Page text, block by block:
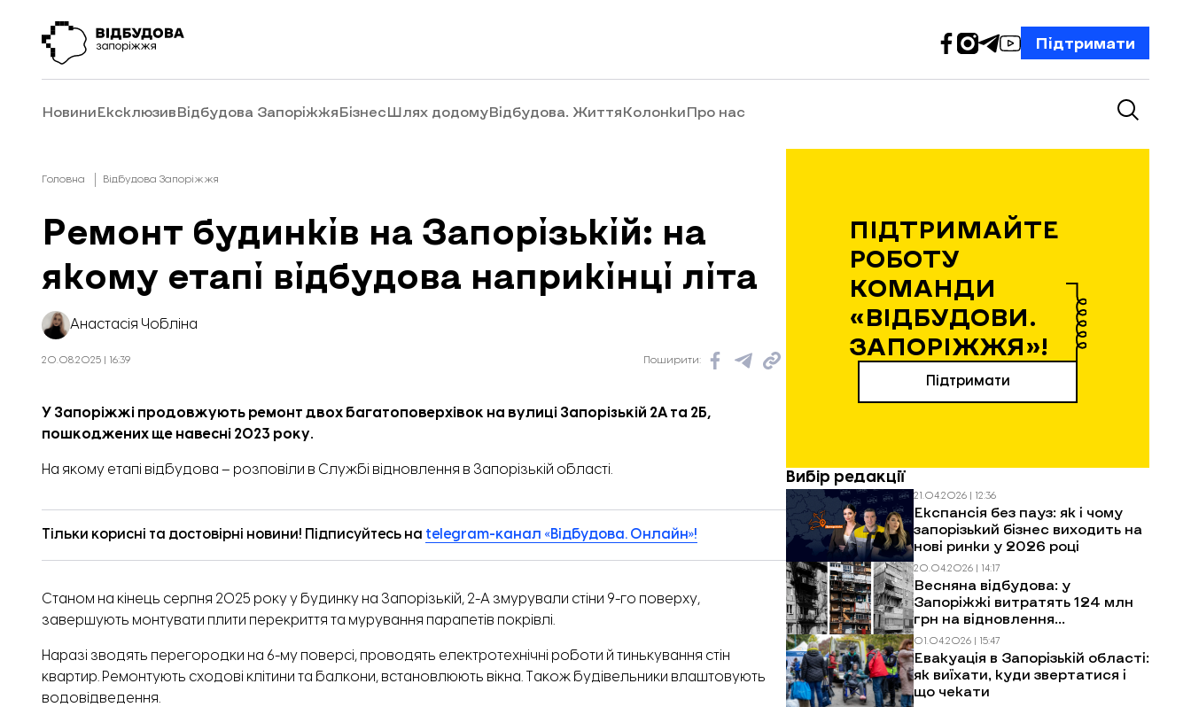
Підтримати
НовиниЕксклюзивВідбудова ЗапоріжжяБізнесШлях додомуВідбудова. ЖиттяКолонкиПро нас
Головна Відбудова Запоріжжя
Ремонт будинків на Запорізькій: на
якому етапі відбудова наприкінці літа
Анастасія Чобліна
20.08.2025 | 16:39 Поширити:
У Запоріжжі продовжують ремонт двох багатоповерхівок на вулиці Запорізькій 2А та 2Б,
пошкоджених ще навесні 2023 року.
На якому етапі відбудова – розповіли в Службі відновлення в Запорізькій області.
Тільки корисні та достовірні новини! Підписуйтесь на telegram-канал «Відбудова. Онлайн»!
Станом на кінець серпня 2025 року у будинку на Запорізькій, 2-А змурували стіни 9-го поверху,
завершують монтувати плити перекриття та мурування парапетів покрівлі.
Наразі зводять перегородки на 6-му поверсі, проводять електротехнічні роботи й тинькування стін
квартир. Ремонтують сходові клітини та балкони, встановлюють вікна. Також будівельники влаштовують
водовідведення.
ПІДТРИМАЙТЕ
РОБОТУ
КОМАНДИ
«ВІДБУДОВИ.
ЗАПОРІЖЖЯ»!
Підтримати
Вибір редакції
21.04.2026 | 12:36
Експансія без пауз: як і чому
запорізький бізнес виходить на
нові ринки у 2026 році
20.04.2026 | 14:17
Весняна відбудова: у
Запоріжжі витратять 124 млн
грн на відновлення
багатоповерхівок після
обстрілів
01.04.2026 | 15:47
Евакуація в Запорізькій області:
як виїхати, куди звертатися і
що чекати